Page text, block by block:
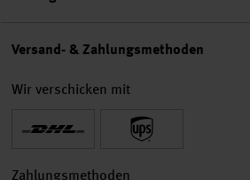
Versand- & Zahlungsmethoden
Wir verschicken mit
Zahlungsmethoden